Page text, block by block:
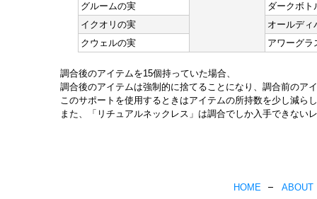
グルームの実
ダークボト
イクオリの実
オールディ
クウェルの実
アワーグラ
調合後のアイテムを15個持っていた場合、
調合後のアイテムは強制的に捨てることになり、調合前のア
このサポートを使用するときはアイテムの所持数を少し減ら
また、「リチュアルネックレス」は調合でしか入手できない
HOME
ABOUT